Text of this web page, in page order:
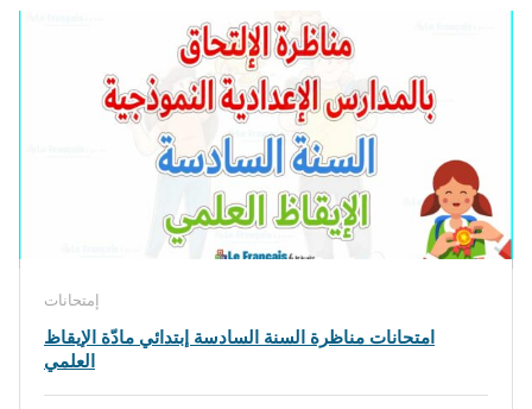
إمتحانات
امتحانات مناظرة السنة السادسة إبتدائي مادّة الإيقاظ
العلمي